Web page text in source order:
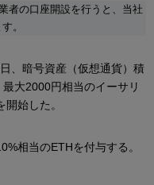
者の口座開設を行うと、当社
。
、暗号資産（仮想通貨）積
大2000円相当のイーサリ
始した。
相当のETHを付与する。